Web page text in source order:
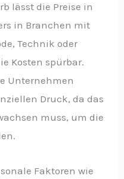
lässt die Preise in
in Branchen mit
Technik oder
Kosten spürbar.
Unternehmen
Druck, da das
muss, um die
Faktoren wie